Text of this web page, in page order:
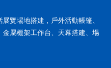
覽場地搭建，戶外活動帳篷、
屬棚架工作台、天幕搭建、場